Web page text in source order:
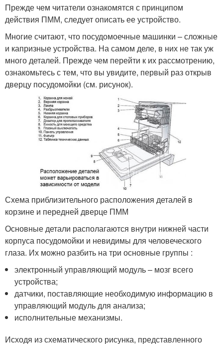
Прежде чем читатели ознакомятся с принципом
действия ПММ, следует описать ее устройство.
Многие считают, что посудомоечные машинки – сложные
и капризные устройства. На самом деле, в них не так уж
много деталей. Прежде чем перейти к их рассмотрению,
ознакомьтесь с тем, что вы увидите, первый раз открыв
дверцу посудомойки (см. рисунок).
Схема приблизительного расположения деталей в
корзине и передней дверце ПММ
Основные детали располагаются внутри нижней части
корпуса посудомойки и невидимы для человеческого
глаза. Их можно разбить на три основные группы :
электронный управляющий модуль – мозг всего
устройства;
датчики, поставляющие необходимую информацию в
управляющий модуль для анализа;
исполнительные механизмы.
Исходя из схематического рисунка, представленного